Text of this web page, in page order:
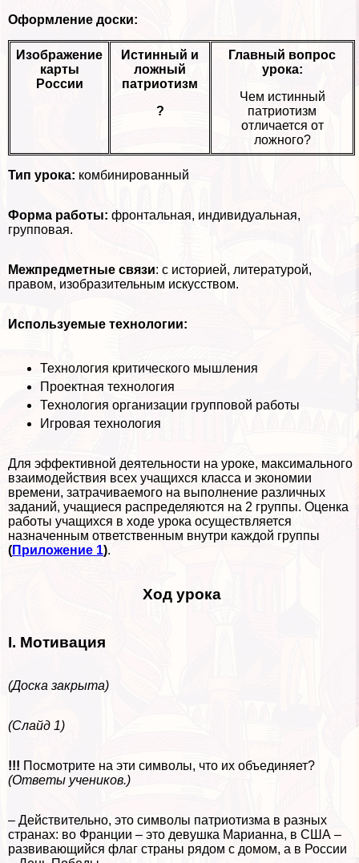
Оформление доски:
Изображение
карты
России
Истинный и
ложный
патриотизм
?
Главный вопрос
урока:
Чем истинный
патриотизм
отличается от
ложного?
Тип урока: комбинированный
Форма работы: фронтальная, индивидуальная,
групповая.
Межпредметные связи: с историей, литературой,
правом, изобразительным искусством.
Используемые технологии:
Технология критического мышления
Проектная технология
Технология организации групповой работы
Игровая технология
Для эффективной деятельности на уроке, максимального
взаимодействия всех учащихся класса и экономии
времени, затрачиваемого на выполнение различных
заданий, учащиеся распределяются на 2 группы. Оценка
работы учащихся в ходе урока осуществляется
назначенным ответственным внутри каждой группы
(Приложение 1).
Ход урока
I. Мотивация
(Доска закрыта)
(Слайд 1)
!!! Посмотрите на эти символы, что их объединяет?
(Ответы учеников.)
– Действительно, это символы патриотизма в разных
странах: во Франции – это дeвyшка Марианна, в США –
развивающийся флаг страны рядом с домом, а в России